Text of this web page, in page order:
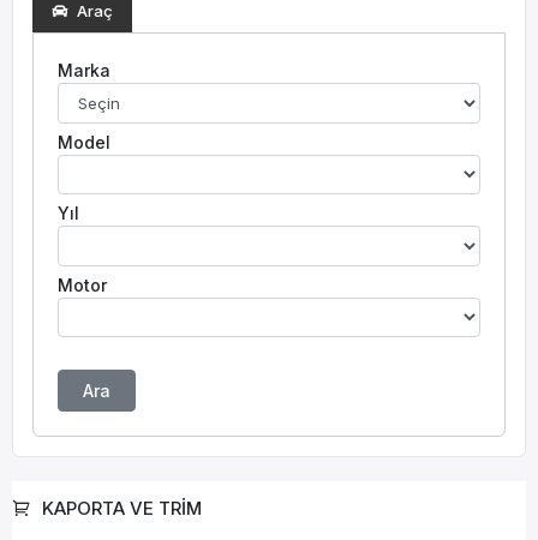
Araç
Marka
Model
Yıl
Motor
Ara
KAPORTA VE TRİM